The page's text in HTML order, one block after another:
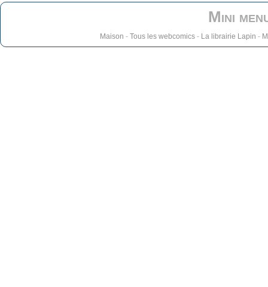
Mini
Maison - Tous les webcomics- La librairie Lapin -